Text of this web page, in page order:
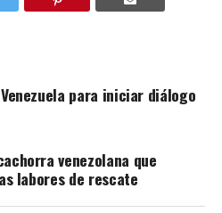
para iniciar diálogo
venezolana que
labores de rescate